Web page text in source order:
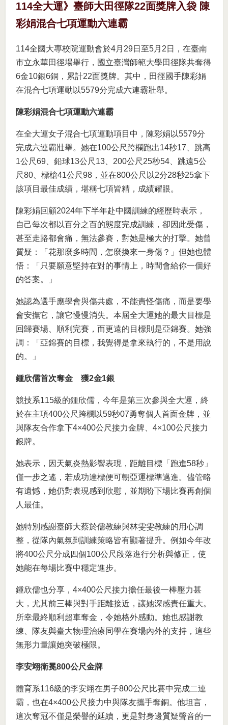
114全大運》臺師大田徑隊22面獎牌入袋 陳
彩娟混合七項運動六連霸
114全國大專校院運動會於4月29日至5月2日，在臺南
市立永華田徑場舉行，國立臺灣師範大學田徑隊共奪得
6金10銀6銅，累計22面獎牌。其中，田徑國手陳彩娟
在混合七項運動以5579分完成六連霸壯舉。
陳彩娟混合七項運動六連霸
在全大運女子混合七項運動項目中，陳彩娟以5579分
完成六連霸壯舉。她在100公尺跨欄跑出14秒17、跳高
1公尺69、鉛球13公尺13、200公尺25秒54、跳遠5公
尺80、標槍41公尺98，並在800公尺以2分28秒25拿下
該項目最佳成績，堪稱七項皆精，成績耀眼。
陳彩娟回顧2024年下半年赴中國訓練的經歷時表示，
自己每次都以百分之百的態度完成訓練，卻因此受傷，
甚至走路都會痛，無法參賽，對她是極大的打擊。她曾
質疑：「花那麼多時間，怎麼換來一身傷？」但她也體
悟：「只要願意堅持在對的事情上，時間會給你一個好
的答案。」
她認為選手應學會與傷共處，不能責怪傷痛，而是要學
會安撫它，讓它慢慢消失。本屆全大運她的最大目標是
回歸賽場、順利完賽，而更遠的目標則是亞錦賽。她強
調：「亞錦賽的目標，我覺得是拿來執行的，不是用說
的。」
鍾欣儒首次奪金 獲2金1銀
競技系115級的鍾欣儒，今年是第三次參與全大運，終
於在主項400公尺跨欄以59秒07勇奪個人首面金牌，並
與隊友合作拿下4×400公尺接力金牌、4×100公尺接力
銀牌。
她表示，因天氣炎熱影響表現，距離目標「跑進58秒」
僅一步之遙，若成功達標便可朝亞運標準邁進。儘管略
有遺憾，她仍對表現感到欣慰，並期盼下場比賽再創個
人最佳。
她特別感謝臺師大蔡於儒教練與林雯雯教練的用心調
整，從隊內氣氛到訓練策略皆有顯著提升。例如今年改
將400公尺分成四個100公尺段落進行分析與修正，使
她能在每場比賽中穩定進步。
鍾欣儒也分享，4×400公尺接力擔任最後一棒壓力甚
大，尤其前三棒與對手距離接近，讓她深感責任重大。
所幸最終順利超車奪金，令她格外感動。她也感謝教
練、隊友與臺大物理治療同學在賽場內外的支持，這些
無形力量讓她突破極限。
李安翊衛冕800公尺金牌
體育系116級的李安翊在男子800公尺比賽中完成二連
霸，也在4×400公尺接力中與隊友攜手奪銅。他坦言，
這次奪冠不僅是榮譽的延續，更是對身邊質疑聲音的一